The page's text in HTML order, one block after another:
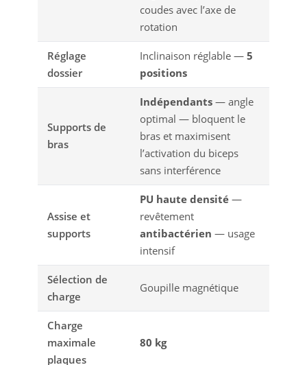
coudes avec l’axe de
rotation
Réglage
dossier
Inclinaison réglable — 5
positions
Supports de
bras
Indépendants — angle
optimal — bloquent le
bras et maximisent
l’activation du biceps
sans interférence
Assise et
supports
PU haute densité —
revêtement
antibactérien — usage
intensif
Sélection de
charge
Goupille magnétique
Charge
maximale
plaques
80 kg